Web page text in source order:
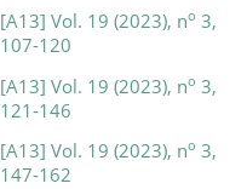
[A13] Vol. 19 (2023), no 3,
107-120
[A13] Vol. 19 (2023), no 3,
121-146
[A13] Vol. 19 (2023), no 3,
147-162